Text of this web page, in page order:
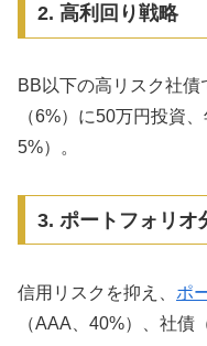
2. 高利回り戦略
BB以下の高リスク社
（6%）に50万円投資
5%）。
3. ポートフォリオ
信用リスクを抑え、 ポ
（AAA、40%）、社債